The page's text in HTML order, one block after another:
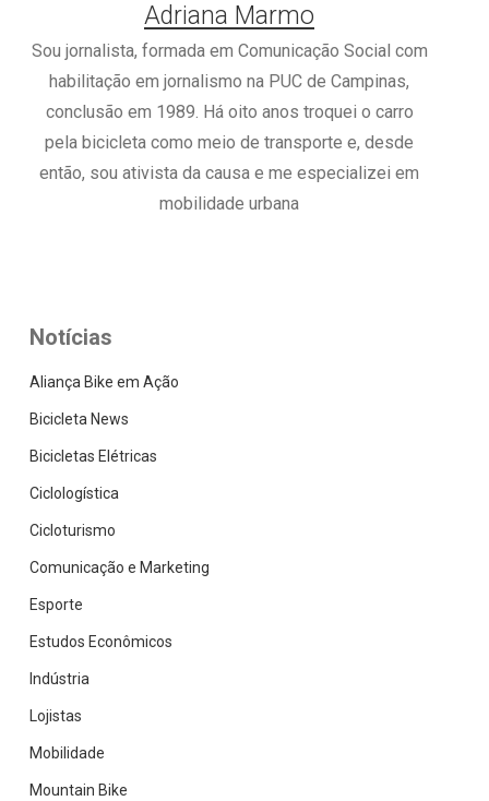
Adriana Marmo
Sou jornalista, formada em Comunicação Social com
habilitação em jornalismo na PUC de Campinas,
conclusão em 1989. Há oito anos troquei o carro
pela bicicleta como meio de transporte e, desde
então, sou ativista da causa e me especializei em
mobilidade urbana
Notícias
Aliança Bike em Ação
Bicicleta News
Bicicletas Elétricas
Ciclologística
Cicloturismo
Comunicação e Marketing
Esporte
Estudos Econômicos
Indústria
Lojistas
Mobilidade
Mountain Bike